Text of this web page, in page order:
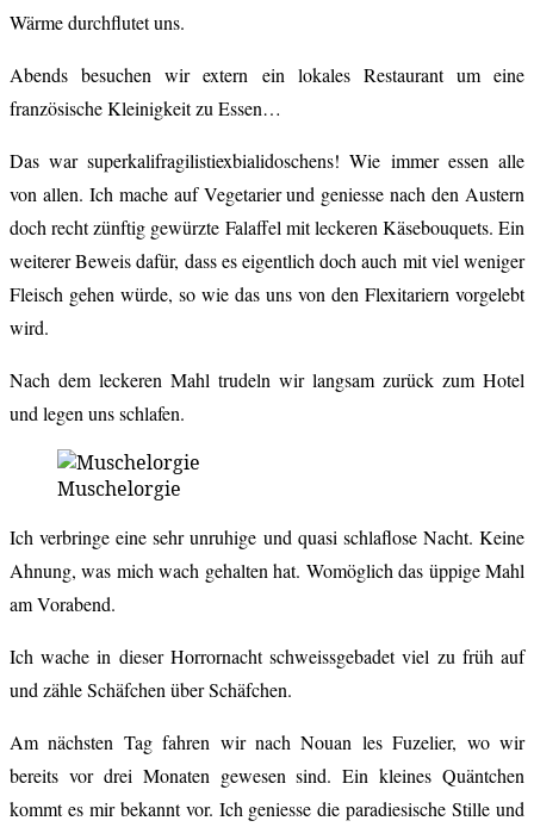
Wärme durchflutet uns.
Abends besuchen wir extern ein lokales Restaurant um eine
französische Kleinigkeit zu Essen…
Das war superkalifragilistiexbialidoschens! Wie immer essen alle
von allen. Ich mache auf Vegetarier und geniesse nach den Austern
doch recht zünftig gewürzte Falaffel mit leckeren Käsebouquets. Ein
weiterer Beweis dafür, dass es eigentlich doch auch mit viel weniger
Fleisch gehen würde, so wie das uns von den Flexitariern vorgelebt
wird.
Nach dem leckeren Mahl trudeln wir langsam zurück zum Hotel
und legen uns schlafen.
Muschelorgie
Ich verbringe eine sehr unruhige und quasi schlaflose Nacht. Keine
Ahnung, was mich wach gehalten hat. Womöglich das üppige Mahl
am Vorabend.
Ich wache in dieser Horrornacht schweissgebadet viel zu früh auf
und zähle Schäfchen über Schäfchen.
Am nächsten Tag fahren wir nach Nouan les Fuzelier, wo wir
bereits vor drei Monaten gewesen sind. Ein kleines Quäntchen
kommt es mir bekannt vor. Ich geniesse die paradiesische Stille und